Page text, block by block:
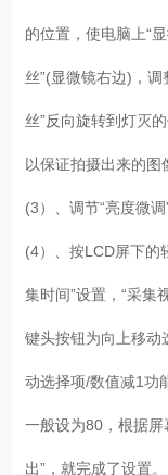
的位置，使电脑上“
丝”(显微镜右边)，
丝”反向旋转到灯灭
以保证拍摄出来的图
(3）、调节“亮度微
(4）、按LCD屏下的
集时间”设置，“采集
键头按钮为向上移动
动选择项/数值减1功
一般设为80，根据
出”，就完成了设置。